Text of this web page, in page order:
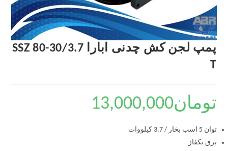
پمپ لجن کش چدنی ابارا SSZ 80-30/3.7
T
تومان13,000,000
توان 5 اسب بخار / 3.7 کیلووات
برق تکفاز